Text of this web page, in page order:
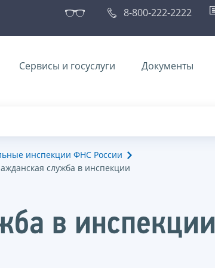
8-800-222-2222
Сервисы и госуслуги Документы
инспекции ФНС России
служба в инспекции
в инспекции